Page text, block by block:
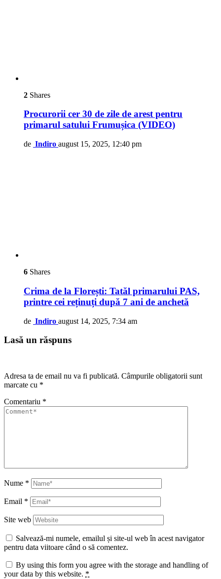
2 Shares
Procurorii cer 30 de zile de arest pentru
primarul satului Frumușica (VIDEO)
de Indiro august 15, 2025, 12:40 pm
6 Shares
Crima de la Florești: Tatăl primarului PAS,
printre cei reținuți după 7 ani de anchetă
de Indiro august 14, 2025, 7:34 am
Lasă un răspuns
Adresa ta de email nu va fi publicată. Câmpurile obligatorii sunt
marcate cu *
Comentariu *
Nume *
Email *
Site web
Salvează-mi numele, emailul și site-ul web în acest navigator
pentru data viitoare când o să comentez.
By using this form you agree with the storage and handling of
your data by this website. *